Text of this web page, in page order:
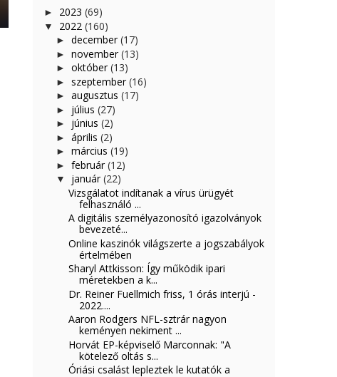
► 2023 (69)
▼ 2022 (160)
► december (17)
► november (13)
► október (13)
► szeptember (16)
► augusztus (17)
► július (27)
► június (2)
► április (2)
► március (19)
► február (12)
▼ január (22)
Vizsgálatot indítanak a vírus ürügyét
felhasználó ...
A digitális személyazonosító igazolványok
bevezeté...
Online kaszinók világszerte a jogszabályok
értelmében
Sharyl Attkisson: Így működik ipari
méretekben a k...
Dr. Reiner Fuellmich friss, 1 órás interjú -
2022....
Aaron Rodgers NFL-sztrár nagyon
keményen nekiment ...
Horvát EP-képviselő Marconnak: "A
kötelező oltás s...
Óriási csalást lepleztek le kutatók a